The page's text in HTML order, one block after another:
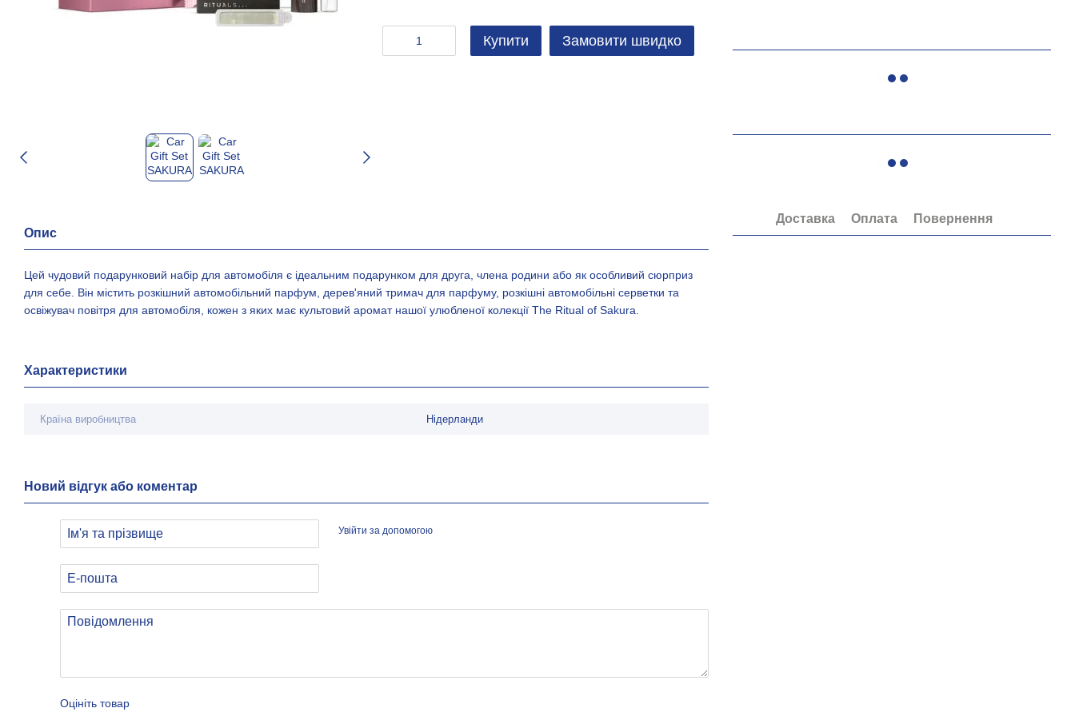
Купити Замовити швидко
Доставка Оплата
Повернення
Опис
Цей чудовий подарунковий набір для автомобіля є ідеальним подарунком для друга, члена родини або як особливий сюрприз
для себе. Він містить розкішний автомобільний парфум, дерев'яний тримач для парфуму, розкішні автомобільні серветки та
освіжувач повітря для автомобіля, кожен з яких має культовий аромат нашої улюбленої колекції The Ritual of Sakura.
Характеристики
Країна виробництва Нідерланди
Новий відгук або коментар
Увійти за допомогою
Оцініть товар